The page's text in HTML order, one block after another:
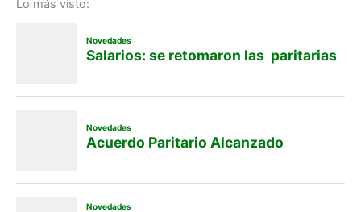
Lo más visto: